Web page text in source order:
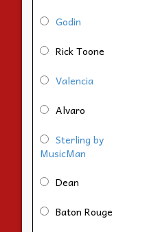
Godin
Rick Toone
Valencia
Alvaro
Sterling by
MusicMan
Dean
Baton Rouge